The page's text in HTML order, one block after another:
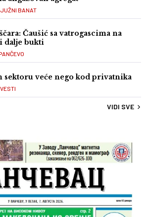
JUŽNI BANAT
Čaušić sa vatrogascima na
dalje bukti
sektoru veće nego kod privatnika
VESTI
VIDI SVE